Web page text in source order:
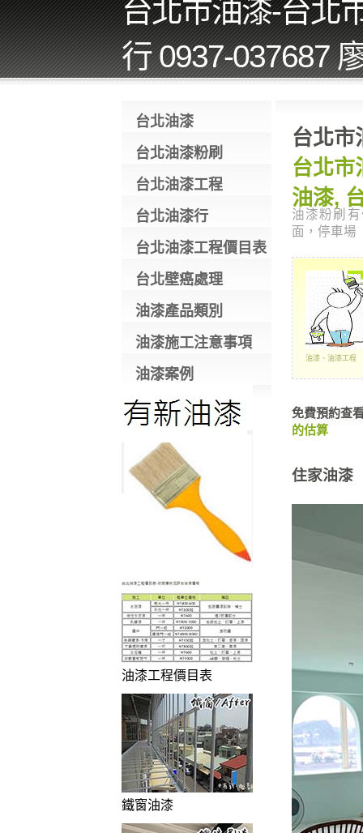
台北市油漆-台北
行 0937-037687
台北油漆
台北油漆粉刷
台北油漆工程
台北油漆行
台北油漆工程價目表
台北壁癌處理
油漆產品類別
油漆施工注意事項
油漆案例
油漆工程價目表
鐵窗油漆
台北
台北市
油漆,
油漆粉刷
面，停車場
油漆、油漆工程
免費預約查
的估算
住家油漆